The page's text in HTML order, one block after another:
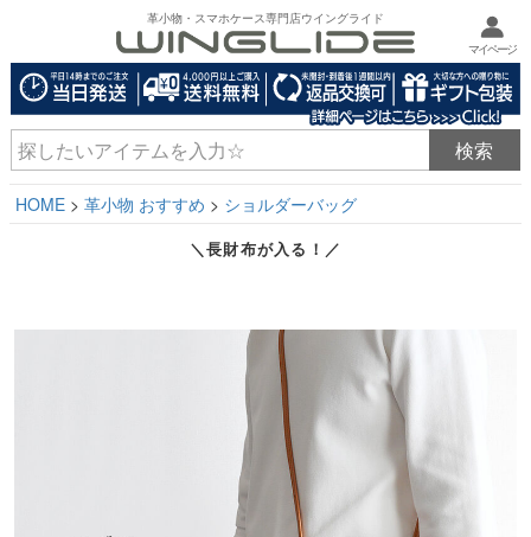
革小物・スマホケース専門店ウイングライド
マイページ
HOME 革小物 おすすめ ショルダーバッグ
＼長財布が入る！／